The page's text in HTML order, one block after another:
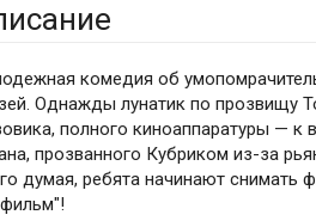
комедия об
Однажды лунатик по прозвищу
полного киноаппаратуры — к
прозванного Кубриком из-за
думая, ребята начинают снимать